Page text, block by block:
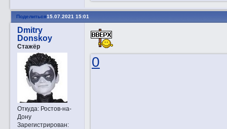
Поделиться15.07.2021 15:01
Dmitry
Donskoy
Стажёр
Откуда:Ростов-на-
Дону
Зарегистрирован:
0